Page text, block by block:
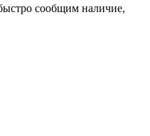
сообщим наличие,